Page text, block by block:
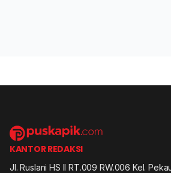
KANTOR REDAKSI
Jl. Ruslani HS II RT.009 RW.006 Kel.